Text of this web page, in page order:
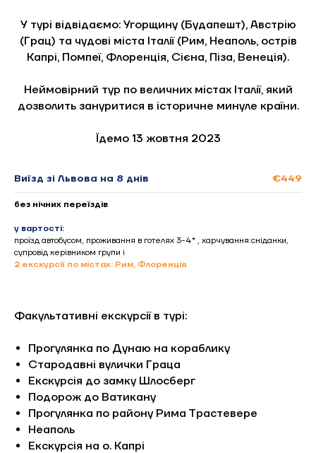
У турі відвідаємо: Угорщину (Будапешт), Австрію
(Грац) та чудові міста Італії (Рим, Неаполь, острів
Капрі, Помпеї, Флоренція, Сієна, Піза, Венеція).
Неймовірний тур по величних містах Італії, який
дозволить зануритися в історичне минуле країни.
Їдемо 13 жовтня 2023
Виїзд зі Львова на 8 днів €449
без нічних переїздів
у вартості:
проїзд автобусом, проживання в готелях 3-4* , харчування:сніданки,
супровід керівником групи і
2 екскурсії по містах: Рим, Флоренція
Факультативні екскурсії в турі:
Прогулянка по Дунаю на кораблику
Стародавні вулички Граца
Екскурсія до замку Шлосберг
Подорож до Ватикану
Прогулянка по району Рима Трастевере
Неаполь
Екскурсія на о. Капрі